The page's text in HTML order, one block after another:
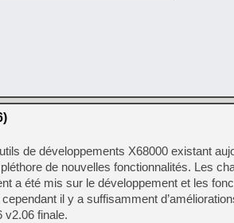
de développements X68000 existant
de nouvelles fonctionnalités. Les
a été mis sur le développement et les
il y a suffisamment
v2.06 finale.